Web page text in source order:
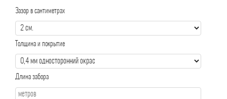
Зазор в сантиметрах
Толщина и покрытие
Длина забора